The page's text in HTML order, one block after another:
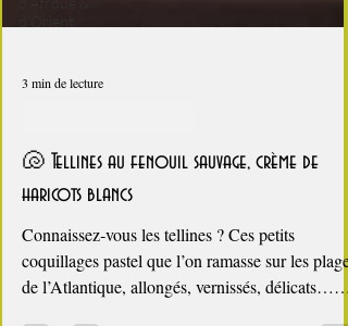
Coquillages et crustacés
haricots blancs
Connaissez‑vous les tellines ? Ces petits